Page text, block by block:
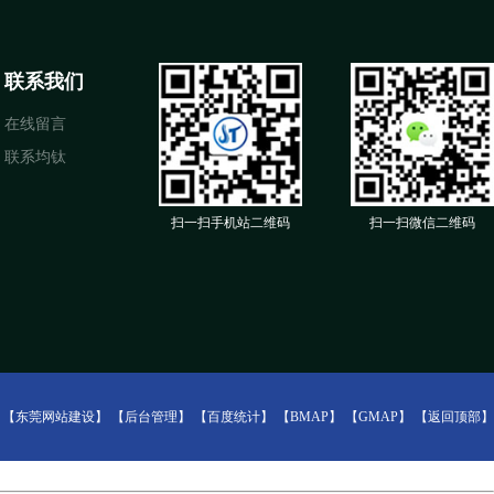
联系我们
在线留言
联系均钛
扫一扫手机站二维码 扫一扫微信二维码
【东莞网站建设】 【后台管理】 【百度统计】 【BMAP】 【GMAP】 【返回顶部】